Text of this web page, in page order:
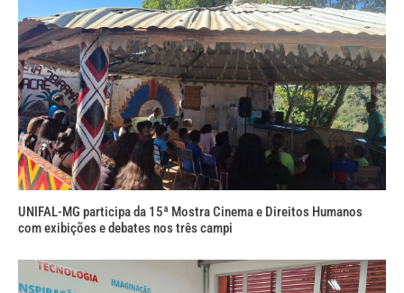
UNIFAL-MG participa da 15ª Mostra Cinema e Direitos Humanos
com exibições e debates nos três campi